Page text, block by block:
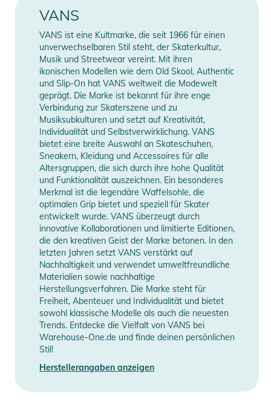
Produktinformationen und
Sicherheitshinweise
Gebrauchsanweisungen, Sicherheitshinweise und Warnungen
finden Sie direkt am Produkt.
Farbe
Erscheinungsjahr 2025
Manufacturer
Information
Herstellerangaben
anzeigen
VANS
VANS ist eine Kultmarke, die seit 1966 für einen
unverwechselbaren Stil steht, der Skaterkultur,
Musik und Streetwear vereint. Mit ihren
ikonischen Modellen wie dem Old Skool, Authentic
und Slip-On hat VANS weltweit die Modewelt
geprägt. Die Marke ist bekannt für ihre enge
Verbindung zur Skaterszene und zu
Musiksubkulturen und setzt auf Kreativität,
Individualität und Selbstverwirklichung. VANS
bietet eine breite Auswahl an Skateschuhen,
Sneakern, Kleidung und Accessoires für alle
Altersgruppen, die sich durch ihre hohe Qualität
und Funktionalität auszeichnen. Ein besonderes
Merkmal ist die legendäre Waffelsohle, die
optimalen Grip bietet und speziell für Skater
entwickelt wurde. VANS überzeugt durch
innovative Kollaborationen und limitierte Editionen,
die den kreativen Geist der Marke betonen. In den
letzten Jahren setzt VANS verstärkt auf
Nachhaltigkeit und verwendet umweltfreundliche
Materialien sowie nachhaltige
Herstellungsverfahren. Die Marke steht für
Freiheit, Abenteuer und Individualität und bietet
sowohl klassische Modelle als auch die neuesten
Trends. Entdecke die Vielfalt von VANS bei
Warehouse-One.de und finde deinen persönlichen
Stil!
Herstellerangaben anzeigen